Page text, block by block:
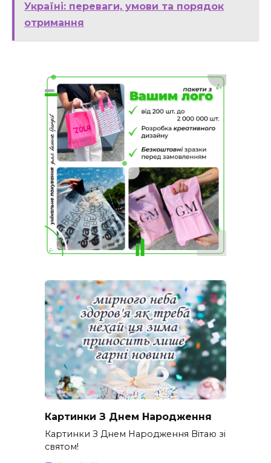
Україні: переваги, умови та порядок
отримання
Картинки З Днем Народження
Картинки З Днем Народження Вітаю зі
святом!